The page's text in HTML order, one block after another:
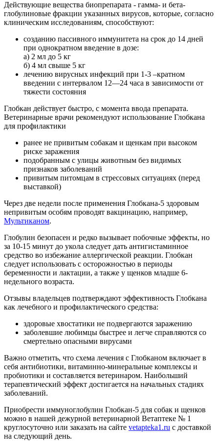
Действующие вещества биопрепарата - гамма- и бета-
глобулиновые фракции указанных вирусов, которые, согласно
клиническим исследованиям, способствуют:
созданию пассивного иммунитета на срок до 14 дней
при однократном введение в дозе:
а) 2 мл до 5 кг
б) 4 мл свыше 5 кг
лечению вирусных инфекций при 1-3 –кратном
введении с интервалом 12—24 часа в зависимости от
тяжести состояния
Глобкан действует быстро, с момента ввода препарата.
Ветеринарные врачи рекомендуют использование Глобкана
для профилактики
ранее не привитым собакам и щенкам при высоком
риске заражения
подобранным с улицы животным без видимых
признаков заболеваний
привитым питомцам в стрессовых ситуациях (перед
выставкой)
Через две недели после применения Глобкана-5 здоровым
непривитым особям проводят вакцинацию, например,
Мультиканом.
Глобулин безопасен и редко вызывает побочные эффекты, но
за 10-15 минут до укола следует дать антигистаминное
средство во избежание аллергической реакции. Глобкан
следует использовать с осторожностью в периоды
беременности и лактации, а также у щенков младше 6-
недельного возраста.
Отзывы владельцев подтверждают эффективность Глобкана
как лечебного и профилактического средства:
здоровые хвостатики не подвергаются заражению
заболевшие любимцы быстрее и легче справляются со
смертельно опасными вирусами
Важно отметить, что схема лечения с Глобканом включает в
себя антибиотики, витаминно-минеральные комплексы и
пробиотики и составляется ветеринаром. Наибольший
терапевтический эффект достигается на начальных стадиях
заболеваний.
Приобрести иммуноглобулин Глобкан-5 для собак и щенков
можно в нашей дежурной ветеринарной Ветаптеке № 1
круглосуточно или заказать на сайте vetapteka1.ru с доставкой
на следующий день.